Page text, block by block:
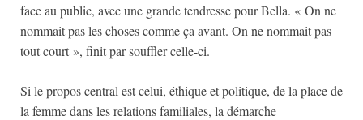
face au public, avec une grande tendresse pour Bella. « On ne
nommait pas les choses comme ça avant. On ne nommait pas
tout court », finit par souffler celle-ci.
Si le propos central est celui, éthique et politique, de la place de
la femme dans les relations familiales, la démarche